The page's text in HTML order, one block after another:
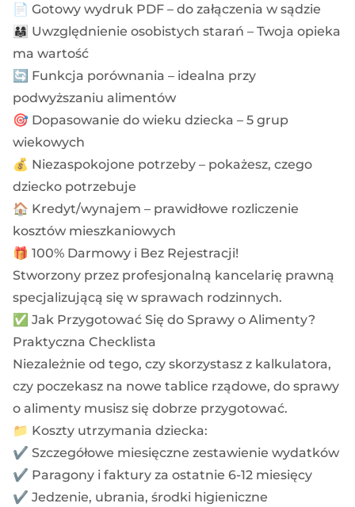
📄 Gotowy wydruk PDF – do załączenia w sądzie
👨‍👩‍👧 Uwzględnienie osobistych starań – Twoja opieka
ma wartość
🔄 Funkcja porównania – idealna przy
podwyższaniu alimentów
🎯 Dopasowanie do wieku dziecka – 5 grup
wiekowych
💰 Niezaspokojone potrzeby – pokażesz, czego
dziecko potrzebuje
🏠 Kredyt/wynajem – prawidłowe rozliczenie
kosztów mieszkaniowych
🎁 100% Darmowy i Bez Rejestracji!
Stworzony przez profesjonalną kancelarię prawną
specjalizującą się w sprawach rodzinnych.
✅ Jak Przygotować Się do Sprawy o Alimenty?
Praktyczna Checklista
Niezależnie od tego, czy skorzystasz z kalkulatora,
czy poczekasz na nowe tablice rządowe, do sprawy
o alimenty musisz się dobrze przygotować.
📁 Koszty utrzymania dziecka:
✔️ Szczegółowe miesięczne zestawienie wydatków
✔️ Paragony i faktury za ostatnie 6-12 miesięcy
✔️ Jedzenie, ubrania, środki higieniczne